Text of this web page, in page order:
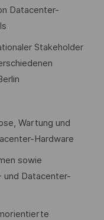
Datacenter-
Stakeholder
Wartung und
Hardware
sowie
und Datacenter-